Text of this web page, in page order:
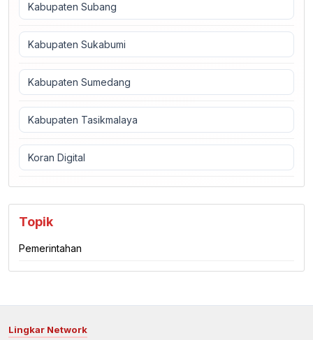
Kabupaten Subang
Kabupaten Sukabumi
Kabupaten Sumedang
Kabupaten Tasikmalaya
Koran Digital
Topik
Pemerintahan
Lingkar Network